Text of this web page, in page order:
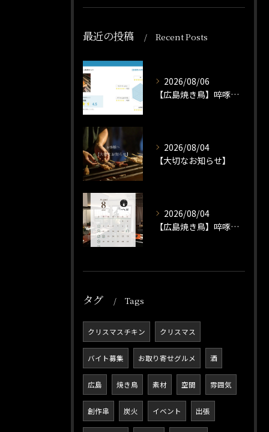
最近の投稿 Recent Posts
2026/08/06
【広島焼き鳥】啐啄いな村冷凍焼き鳥いかがですか？
2026/08/04
【大切なお知らせ】
2026/08/04
【広島焼き鳥】啐啄いな村小町店 8月の営業日のお知らせ
タグ Tags
クリスマスチキン クリスマス
バイト募集 お取り寄せグルメ 酒
広島 焼き鳥 素材 空間 雰囲気
創作串 炭火 イベント 出張